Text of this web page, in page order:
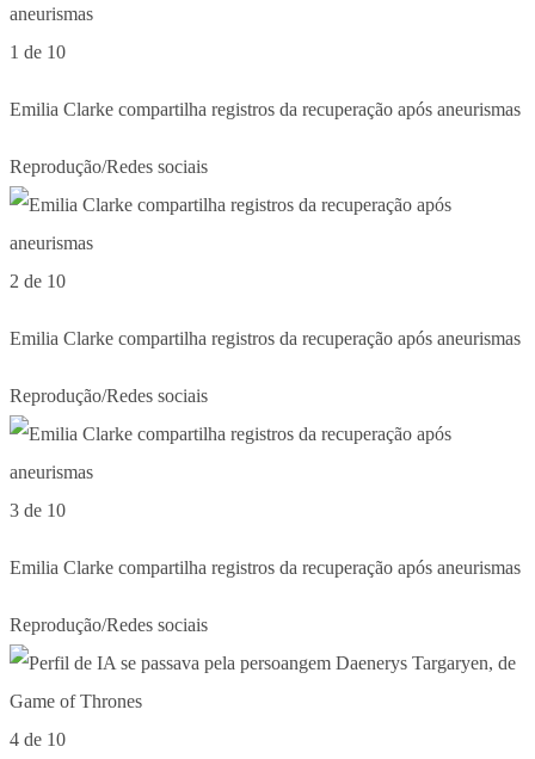
1 de 10
Emilia Clarke compartilha registros da recuperação após aneurismas
Reprodução/Redes sociais
2 de 10
Emilia Clarke compartilha registros da recuperação após aneurismas
Reprodução/Redes sociais
3 de 10
Emilia Clarke compartilha registros da recuperação após aneurismas
Reprodução/Redes sociais
4 de 10